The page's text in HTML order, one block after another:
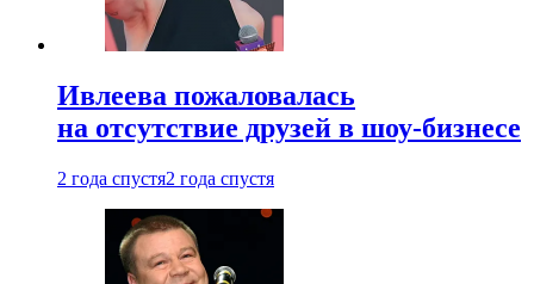
Ивлеева пожаловалась
на отсутствие друзей в шоу-бизнесе
2 года спустя2 года спустя